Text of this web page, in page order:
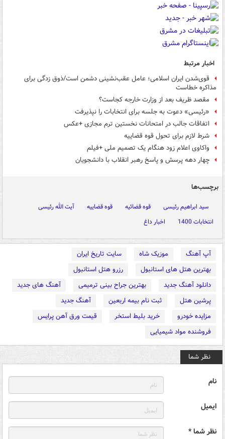
اخبار مرتبط
قوی‌شدن ایران اسلامی؛ عامل عقب‌نشینی دشمن است/ذوق زدگی برای
مذاکره خطاست
مقصد ظریف بعد از وزارت خارجه کجاست؟
«رئیسی» دعوت به جلسه برای انتخابات را نپذیرفت
اتفاقات جالب در امتحانات نخستین ترم مجازی +عکس
شرط لازم برای تحول قوه قضاییه
واکاوی اعلام زود هنگام یک تصمیم ملی +فیلم
چهار دهه پرسش و پاسخ رهبر انقلاب با دانشجویان
برچسب‌ها
سید ابراهیم رئیسی قوه قضائیه قوه قضاییه
آیت الله رئیسی
انتخابات 1400
اخبار داغ
آپ آهنگ موزیک شاه
سایت تاریخ ایران
بهترین هتل های استانبول
رزرو هتل استانبول
دانلود آهنگ جدید
بهترین جراح بینی ترمیمی
آهنگ های جدید
پرشین هتل
ثبت نام بیمه اربعین
آهنگ جدید
مزایده خودرو
خرید بلیط استخر
قیمت ورق آهن پرایس
فروشنده مواد شیمیایی
نظر شما
نام
ایمیل
نظر شما *